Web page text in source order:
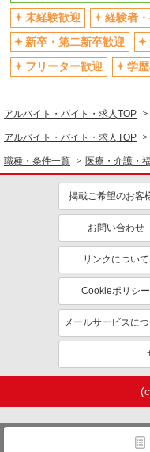
未経験歓迎
経験者
新卒・第二新卒歓迎
フリーター歓迎
学
アルバイト・バイト・求人TOP
アルバイト・バイト・求人TOP
職種・条件一覧 医療・介護・
掲載ご希望のお客
お問い合わせ
リンクについて
Cookieポリシー
メールサービスに